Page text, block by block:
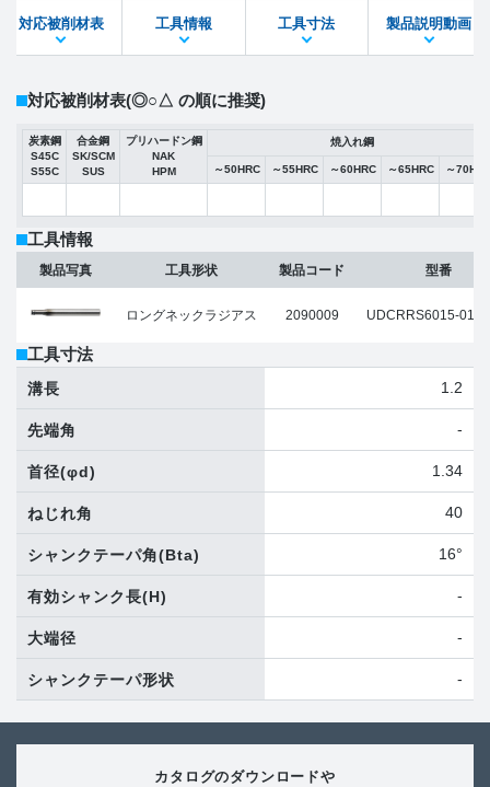
STEPファイル DXFファイル
対応被削材表 工具情報 工具寸法 製品説明動画
対応被削材表(◎○△ の順に推奨)
炭素鋼
S45C
S55C
合金鋼
SK/SCM
SUS
プリハードン鋼
NAK
HPM
焼入れ鋼
～50HRC ～55HRC ～60HRC ～65HRC ～
工具情報
製品写真 工具形状
ロングネックラジアス
製品コード
2090009
型番
UDCRRS6015-010-
工具寸法
溝長 1.2
先端角 -
首径(φd) 1.34
ねじれ角 40
シャンクテーパ角(Bta) 16°
有効シャンク長(H) -
大端径 -
シャンクテーパ形状 -
カタログのダウンロードや